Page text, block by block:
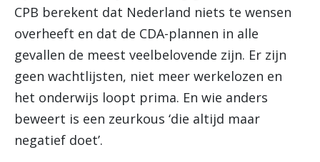
CPB berekent dat Nederland niets te wensen
overheeft en dat de CDA-plannen in alle
gevallen de meest veelbelovende zijn. Er zijn
geen wachtlijsten, niet meer werkelozen en
het onderwijs loopt prima. En wie anders
beweert is een zeurkous ‘die altijd maar
negatief doet’.